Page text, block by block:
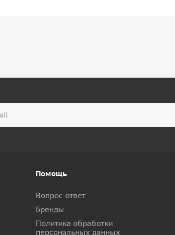
Помощь
Вопрос-ответ
Бренды
Политика обработки
персональных данных